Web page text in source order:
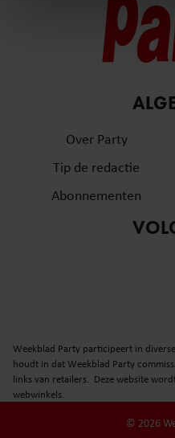
We gebruiken cookies om
personaliseren, om
en om ons websiteverkeer
partners voor social
informatie die u aan ze
verzameld op basis van
gebruiken.
Over Party
Tip de redactie
Abonnementen
Weekblad Party participeert in
houdt in dat Weekblad Party
links van retailers. Deze website
webwinkels.
© 2026